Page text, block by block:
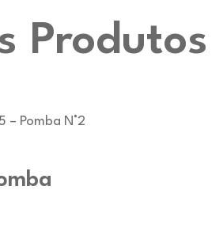
Produtos
– Pomba N°2